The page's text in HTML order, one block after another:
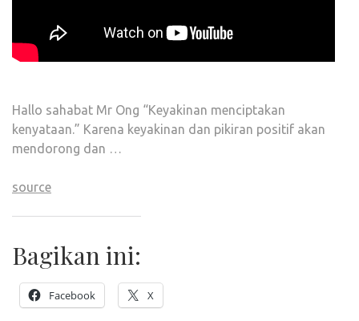
Hallo sahabat Mr Ong “Keyakinan menciptakan
kenyataan.” Karena keyakinan dan pikiran positif akan
mendorong dan …
source
Bagikan ini:
Facebook X